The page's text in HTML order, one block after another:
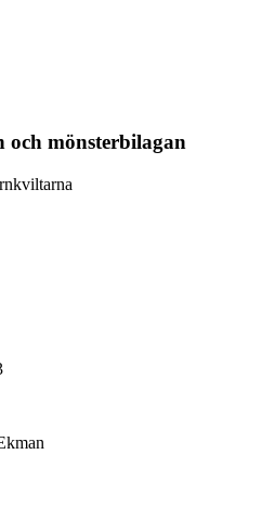
mönsterbilagan